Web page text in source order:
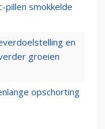
pillen smokkelde
en
groeien
opschorting